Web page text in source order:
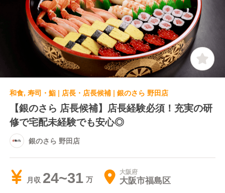
和食, 寿司・鮨 | 店長・店長候補 | 銀のさら 野田店
【銀のさら 店長候補】店長経験必須！充実の研
修で宅配未経験でも安心◎
銀のさら 野田店
月収 24~31 大阪府
大阪市福島区